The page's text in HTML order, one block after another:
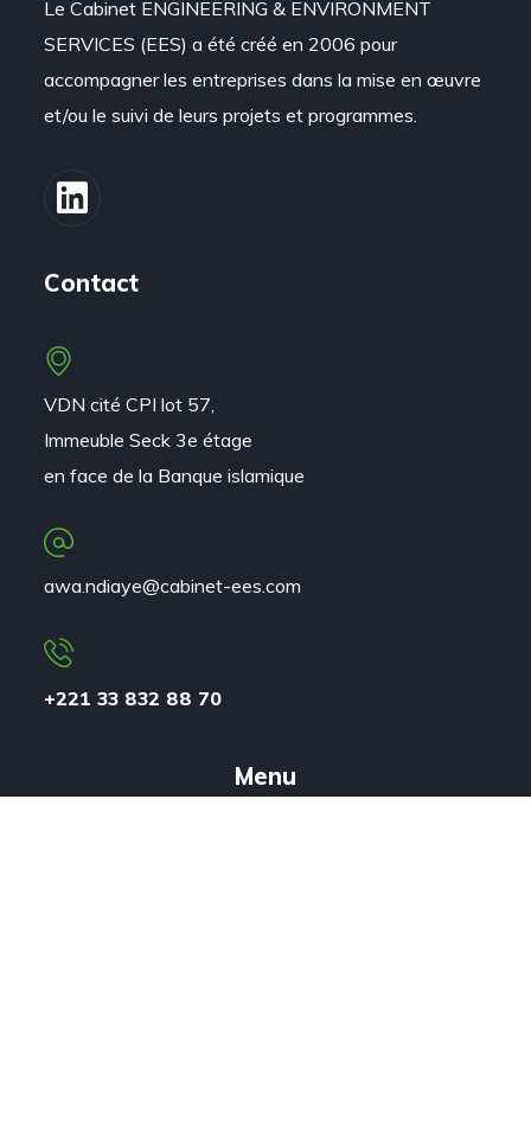
Le Cabinet ENGINEERING & ENVIRONMENT
SERVICES (EES) a été créé en 2006 pour
accompagner les entreprises dans la mise en œuvre
et/ou le suivi de leurs projets et programmes.
Contact
VDN cité CPI lot 57,
Immeuble Seck 3e étage
en face de la Banque islamique
awa.ndiaye@cabinet-ees.com
+221 33 832 88 70
Menu